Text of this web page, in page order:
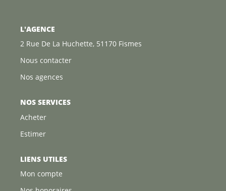
L'AGENCE
2 Rue De La Huchette, 51170 Fismes
Nous contacter
Nos agences
NOS SERVICES
Acheter
Estimer
LIENS UTILES
Mon compte